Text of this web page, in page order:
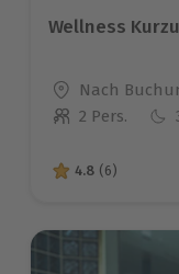
Wellness
Standort
Nach
Anzahl der
2 Pers.
4.8 von 5
4.8 (6)